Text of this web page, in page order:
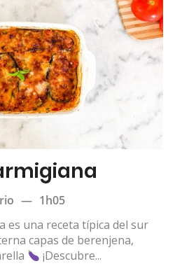
— 1h05
es una receta típica del sur
capas de berenjena,
¡Descubre...